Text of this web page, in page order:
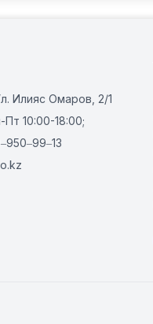
Илияс Омаров, 2/1
Пт 10:00-18:00;